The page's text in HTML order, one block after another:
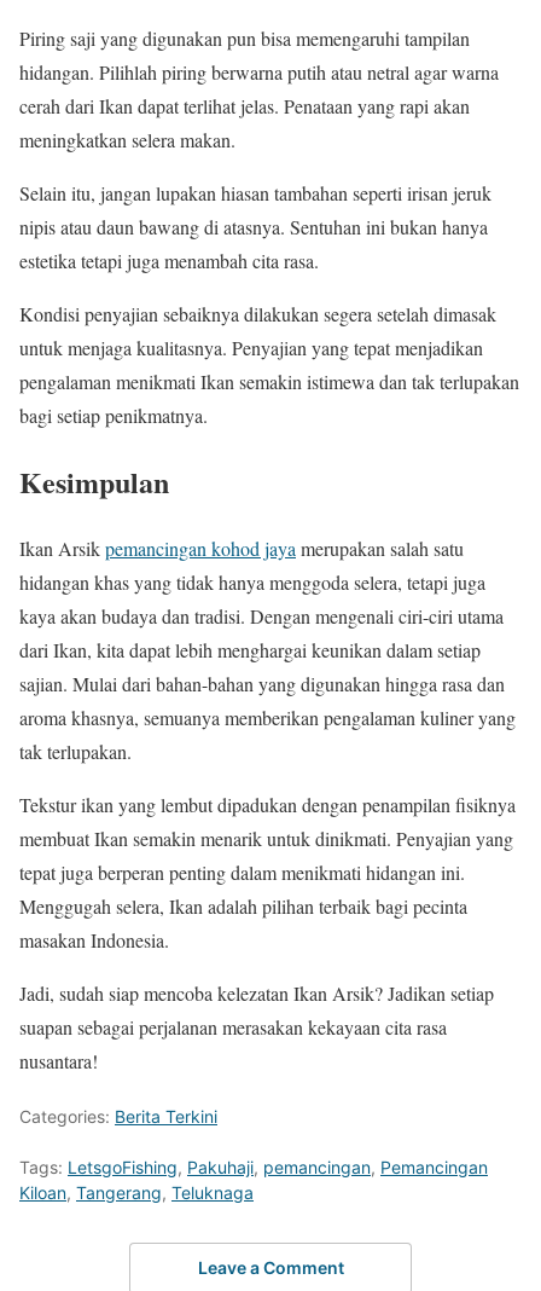
Piring saji yang digunakan pun bisa memengaruhi tampilan
hidangan. Pilihlah piring berwarna putih atau netral agar warna
cerah dari Ikan dapat terlihat jelas. Penataan yang rapi akan
meningkatkan selera makan.
Selain itu, jangan lupakan hiasan tambahan seperti irisan jeruk
nipis atau daun bawang di atasnya. Sentuhan ini bukan hanya
estetika tetapi juga menambah cita rasa.
Kondisi penyajian sebaiknya dilakukan segera setelah dimasak
untuk menjaga kualitasnya. Penyajian yang tepat menjadikan
pengalaman menikmati Ikan semakin istimewa dan tak terlupakan
bagi setiap penikmatnya.
Kesimpulan
Ikan Arsikpemancingan kohod jaya merupakan salah satu
hidangan khas yang tidak hanya menggoda selera, tetapi juga
kaya akan budaya dan tradisi. Dengan mengenali ciri-ciri utama
dari Ikan, kita dapat lebih menghargai keunikan dalam setiap
sajian. Mulai dari bahan-bahan yang digunakan hingga rasa dan
aroma khasnya, semuanya memberikan pengalaman kuliner yang
tak terlupakan.
Tekstur ikan yang lembut dipadukan dengan penampilan fisiknya
membuat Ikan semakin menarik untuk dinikmati. Penyajian yang
tepat juga berperan penting dalam menikmati hidangan ini.
Menggugah selera, Ikan adalah pilihan terbaik bagi pecinta
masakan Indonesia.
Jadi, sudah siap mencoba kelezatan Ikan Arsik? Jadikan setiap
suapan sebagai perjalanan merasakan kekayaan cita rasa
nusantara!
Categories: Berita Terkini
Tags: LetsgoFishing, Pakuhaji, pemancingan, Pemancingan
Kiloan, Tangerang, Teluknaga
Leave a Comment